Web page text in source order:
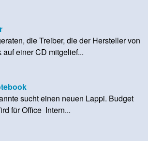
die Treiber, die der Hersteller von
einer CD mitgelief...
sucht einen neuen Lappi. Budget
für Office Intern...